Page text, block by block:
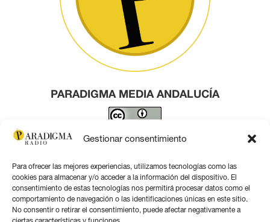
Gestionar consentimiento
Para ofrecer las mejores experiencias, utilizamos tecnologías como las
cookies para almacenar y/o acceder a la información del dispositivo. El
consentimiento de estas tecnologías nos permitirá procesar datos como el
comportamiento de navegación o las identificaciones únicas en este sitio.
No consentir o retirar el consentimiento, puede afectar negativamente a
PARADIGMA MEDIA ANDALUCÍA
Este obra está bajo una licencia de Creative Commons
Contacto por correo